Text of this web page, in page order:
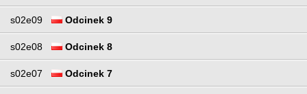
s02e09 Odcinek 9
s02e08 Odcinek 8
s02e07 Odcinek 7